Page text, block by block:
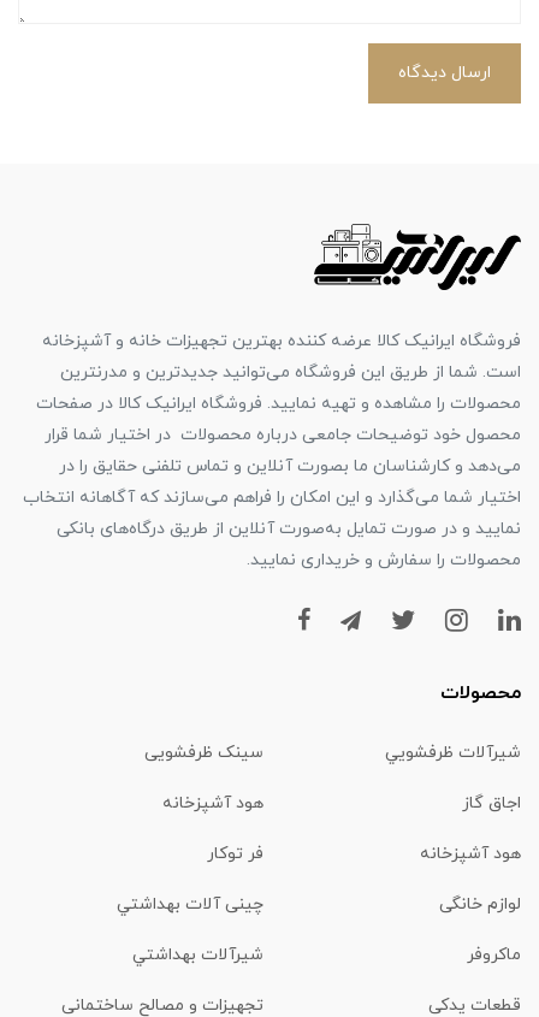
ارسال دیدگاه
فروشگاه ایرانیک کالا عرضه کننده بهترین تجهیزات خانه و آشپزخانه
است. شما از طریق این فروشگاه می‌توانید جدیدترین و مدرنترین
محصولات را مشاهده و تهیه نمایید. فروشگاه ایرانیک کالا در صفحات
محصول خود توضیحات جامعی درباره محصولات در اختیار شما قرار
می‌دهد و کارشناسان ما بصورت آنلاین و تماس تلفنی حقایق را در
اختیار شما می‌گذارد و این امکان را فراهم می‌سازند که آگاهانه انتخاب
نمایید و در صورت تمایل به‌صورت آنلاین از طریق درگاه‌های بانکی
محصولات را سفارش و خریداری نمایید.
محصولات
شیرآلات ظرفشويي سینک ظرفشویی
اجاق گاز هود آشپزخانه
هود آشپزخانه فر توکار
لوازم خانگی چینی آلات بهداشتي
ماكروفر شیرآلات بهداشتي
قطعات یدکی تجهیزات و مصالح ساختمانی